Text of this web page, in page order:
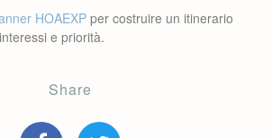
HOAEXP per costruire un itinerario
e priorità.
Share